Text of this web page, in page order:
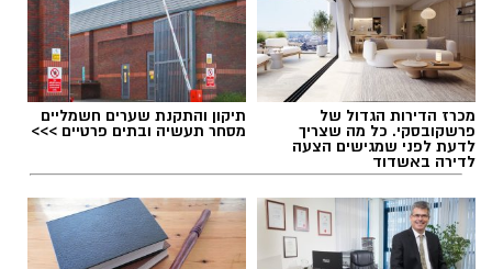
מכרז הדירות הגדול של
פרשקובסקי. כל מה שצריך
לדעת לפני שמגישים הצעה
לדירה באשדוד
תיקון והתקנת שערים חשמליים
מסחר תעשיה ובתים פרטיים >>>